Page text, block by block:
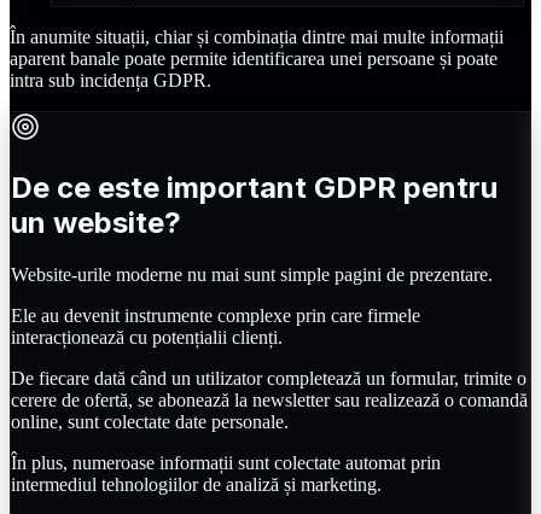
În anumite situații, chiar și combinația dintre mai multe informații
aparent banale poate permite identificarea unei persoane și poate
intra sub incidența GDPR.
De ce este important GDPR pentru
un website?
Website-urile moderne nu mai sunt simple pagini de prezentare.
Ele au devenit instrumente complexe prin care firmele
interacționează cu potențialii clienți.
De fiecare dată când un utilizator completează un formular, trimite o
cerere de ofertă, se abonează la newsletter sau realizează o comandă
online, sunt colectate date personale.
În plus, numeroase informații sunt colectate automat prin
intermediul tehnologiilor de analiză și marketing.